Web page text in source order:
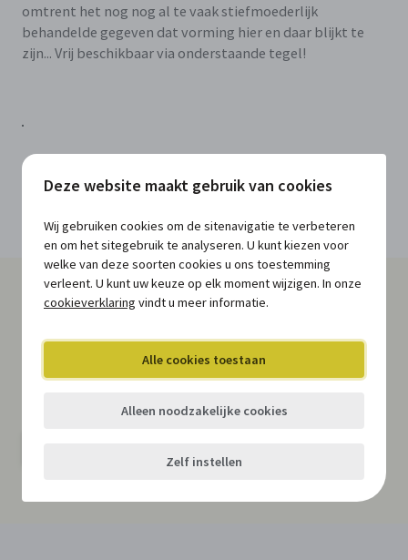
Deze website maakt gebruik van cookies
Wij gebruiken cookies om de sitenavigatie te verbeteren
en om het sitegebruik te analyseren. U kunt kiezen voor
welke van deze soorten cookies u ons toestemming
verleent. U kunt uw keuze op elk moment wijzigen. In onze
cookieverklaring vindt u meer informatie.
Alle cookies toestaan
Alleen noodzakelijke cookies
Zelf instellen
omtrent het nog nog al te vaak stiefmoederlijk
behandelde gegeven dat vorming hier en daar blijkt te
zijn... Vrij beschikbaar via onderstaande tegel!
Schrijf je in op onze gratis nieuwsbrief en blijf op de
hoogte van nieuwe regelgeving, relevante actualiteit,
niet te missen opleidingen en studiedagen, ...